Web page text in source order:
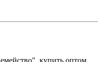
купить оптом